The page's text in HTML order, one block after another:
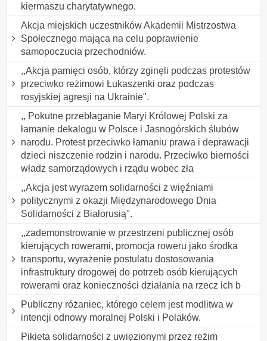
kiermaszu charytatywnego.
Akcja miejskich uczestników Akademii Mistrzostwa
Społecznego mająca na celu poprawienie
samopoczucia przechodniów.
,,Akcja pamięci osób, którzy zginęli podczas protestów
przeciwko reżimowi Łukaszenki oraz podczas
rosyjskiej agresji na Ukrainie".
,, Pokutne przebłaganie Maryi Królowej Polski za
łamanie dekalogu w Polsce i Jasnogórskich ślubów
narodu. Protest przeciwko łamaniu prawa i deprawacji
dzieci niszczenie rodzin i narodu. Przeciwko bierności
władz samorządowych i rządu wobec zła
,,Akcja jest wyrazem solidarności z więźniami
politycznymi z okazji Międzynarodowego Dnia
Solidarności z Białorusią".
,,zademonstrowanie w przestrzeni publicznej osób
kierujących rowerami, promocja roweru jako środka
transportu, wyrażenie postulatu dostosowania
infrastruktury drogowej do potrzeb osób kierujących
rowerami oraz konieczności działania na rzecz ich b
Publiczny różaniec, którego celem jest modlitwa w
intencji odnowy moralnej Polski i Polaków.
Pikieta solidarności z uwięzionymi przez reżim